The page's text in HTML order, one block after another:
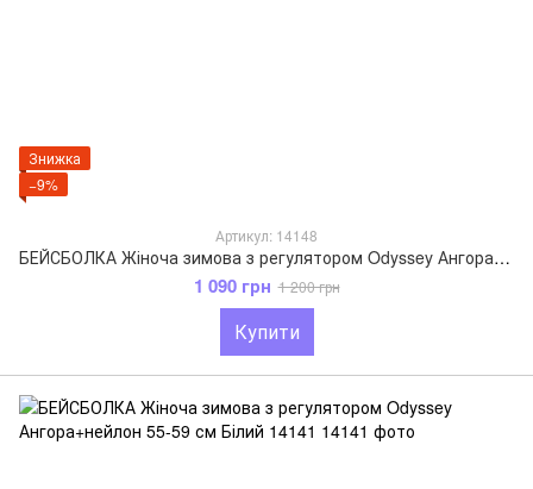
Знижка
−9%
Артикул: 14148
БЕЙСБОЛКА Жіноча зимова з регулятором Odyssey Ангора+нейлон 55-59 см Зелений 14148
1 090 грн 1 200 грн
Купити